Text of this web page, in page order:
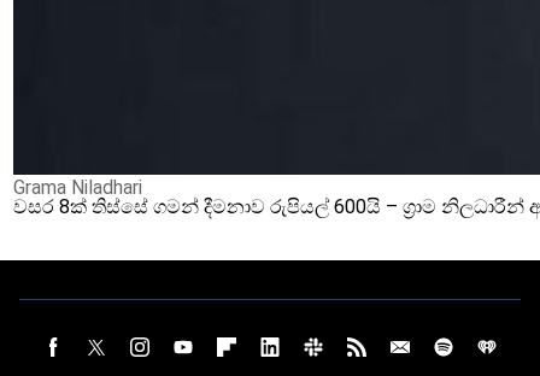
Grama Niladhari
වසර 8ක් තිස්සේ ගමන් දීමනාව රුපියල් 600යි – ග්‍රාම